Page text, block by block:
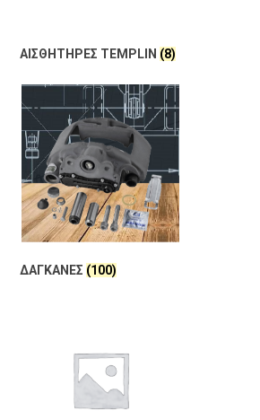
ΑΙΣΘΗΤΗΡΕΣ TEMPLIN (8)
ΔΑΓΚΑΝΕΣ (100)